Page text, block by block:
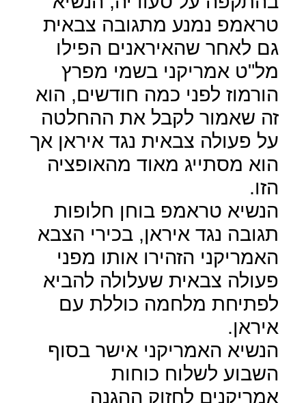
טראמפ נמנע מתגובה צבאית
גם לאחר שהאיראנים הפילו
מל"ט אמריקני בשמי מפרץ
הורמוז לפני כמה חודשים, הוא
זה שאמור לקבל את ההחלטה
על פעולה צבאית נגד איראן אך
הוא מסתייג מאוד מהאופציה
הזו.
הנשיא טראמפ בוחן חלופות
תגובה נגד איראן, בכירי הצבא
האמריקני הזהירו אותו מפני
פעולה צבאית שעלולה להביא
לפתיחת מלחמה כוללת עם
איראן.
הנשיא האמריקני אישר בסוף
השבוע לשלוח כוחות
אמריקנים לחזוק ההגנה